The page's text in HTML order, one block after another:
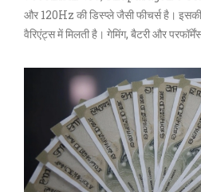
और 120Hz की डिस्प्ले जैसी फीचर्स है।
वैरिएंट्स में मिलती है। गेमिंग, बैटरी और